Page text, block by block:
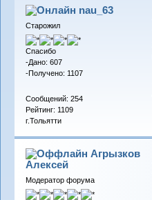
nau_63
Старожил
Спасибо
-Дано: 607
-Получено: 1107
Сообщений: 254
Рейтинг: 1109
г.Тольятти
Агрызков
Алексей
Модератор форума